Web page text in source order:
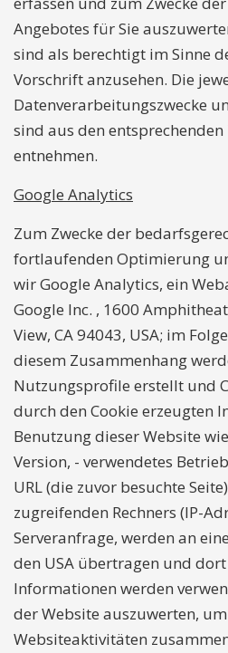
Angebotes für Sie
sind als berechtigt im Sinne
Vorschrift anzusehen. Die
Datenverarbeitungszwecke
sind aus den
entnehmen.
Google Analytics
Zum Zwecke der
fortlaufenden Optimierung
wir Google Analytics, ein
Google Inc. , 1600
View, CA 94043, USA; im
diesem Zusammenhang
Nutzungsprofile erstellt und
durch den Cookie erzeugten
Benutzung dieser Website
Version, - verwendetes
URL (die zuvor besuchte
zugreifenden Rechners (IP-
Serveranfrage, werden an
den USA übertragen und
Informationen werden
der Website auszuwerten,
Websiteaktivitäten